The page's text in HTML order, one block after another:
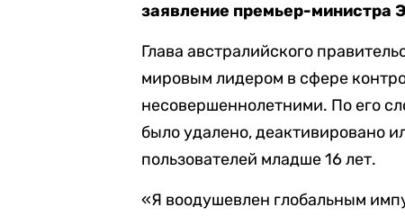
заявление премьер-министра
Глава австралийского
мировым лидером в сфере
несовершеннолетними. По его
было удалено, деактивировано
пользователей младше 16 лет.
«Я воодушевлен глобальным